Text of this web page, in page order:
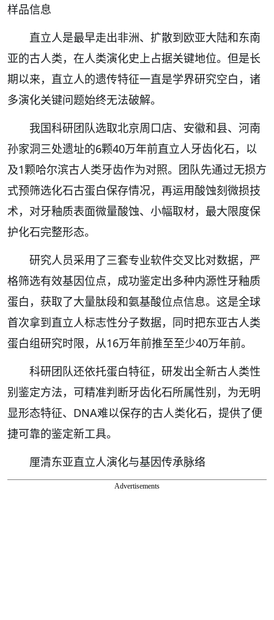
样品信息
直立人是最早走出非洲、扩散到欧亚大陆和东南
亚的古人类，在人类演化史上占据关键地位。但是长
期以来，直立人的遗传特征一直是学界研究空白，诸
多演化关键问题始终无法破解。
我国科研团队选取北京周口店、安徽和县、河南
孙家洞三处遗址的6颗40万年前直立人牙齿化石，以
及1颗哈尔滨古人类牙齿作为对照。团队先通过无损方
式预筛选化石古蛋白保存情况，再运用酸蚀刻微损技
术，对牙釉质表面微量酸蚀、小幅取材，最大限度保
护化石完整形态。
研究人员采用了三套专业软件交叉比对数据，严
格筛选有效基因位点，成功鉴定出多种内源性牙釉质
蛋白，获取了大量肽段和氨基酸位点信息。这是全球
首次拿到直立人标志性分子数据，同时把东亚古人类
蛋白组研究时限，从16万年前推至至少40万年前。
科研团队还依托蛋白特征，研发出全新古人类性
别鉴定方法，可精准判断牙齿化石所属性别，为无明
显形态特征、DNA难以保存的古人类化石，提供了便
捷可靠的鉴定新工具。
厘清东亚直立人演化与基因传承脉络
Advertisements